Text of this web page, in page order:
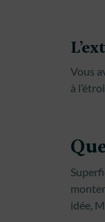
Vous
à
idée,